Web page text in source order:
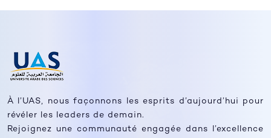
À l’UAS, nous façonnons les esprits d’aujourd’hui pour
révéler les leaders de demain.
Rejoignez une communauté engagée dans l’excellence